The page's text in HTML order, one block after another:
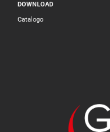
DOWNLOAD
Catalogo